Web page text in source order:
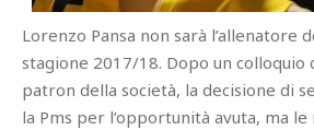
Lorenzo Pansa non sarà l’allenatore
stagione 2017/18. Dopo un colloquio
patron della società, la decisione di
la Pms per l’opportunità avuta, ma